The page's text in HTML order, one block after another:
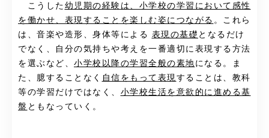
こうした 幼児期の経験は、小学校の学習において感性
を働かせ、表現することを楽しむ姿につながる 。これら
は、音楽や造形、身体等による 表現の基礎 となるだけ
でなく、自分の気持ちや考えを一番適切に表現する方法
を選ぶなど、 小学校以降の学習全般の素地 になる。ま
た、臆することなく 自信をもって表現 することは、教科
等の学習だけではなく、 小学校生活を意欲的に進める基
盤 ともなっていく。